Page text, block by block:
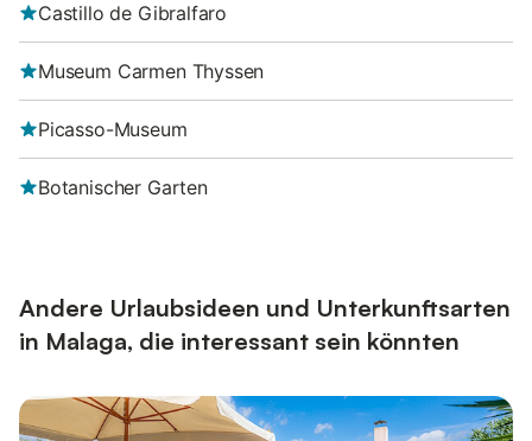
Castillo de Gibralfaro
Museum Carmen Thyssen
Picasso-Museum
Botanischer Garten
Andere Urlaubsideen und Unterkunftsarten
in Malaga, die interessant sein könnten